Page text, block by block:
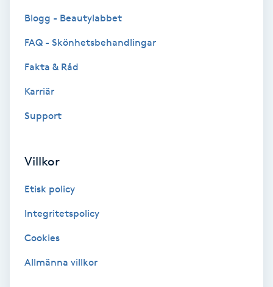
Olaplex
Ombre
Ombre naglar
Optiker
Ortopedi
Blogg - Beautylabbet
FAQ - Skönhetsbehandlingar
Fakta & Råd
Karriär
Support
Villkor
Etisk policy
Integritetspolicy
Cookies
Allmänna villkor